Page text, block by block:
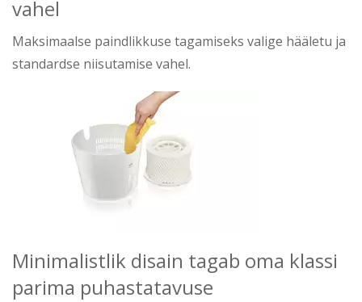
vahel
Maksimaalse paindlikkuse tagamiseks valige hääletu ja
standardse niisutamise vahel.
Minimalistlik disain tagab oma klassi
parima puhastatavuse